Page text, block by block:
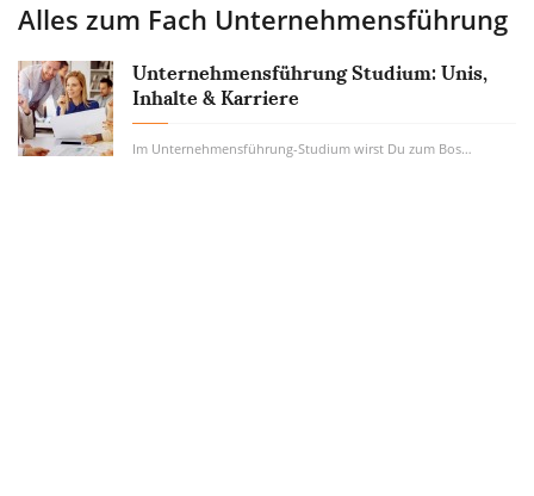
Alles zum Fach Unternehmensführung
Unternehmensführung Studium: Unis,
Inhalte & Karriere
Im Unternehmensführung-Studium wirst Du zum Boss von morgen getrimmt. Wenn Du später...